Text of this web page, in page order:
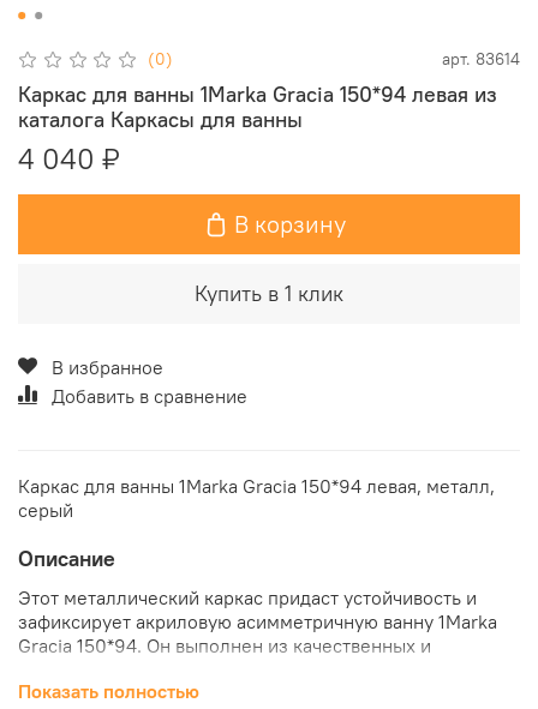
(0) арт. 83614
Каркас для ванны 1Marka Gracia 150*94 левая из
каталога Каркасы для ванны
4 040 ₽
В корзину
Купить в 1 клик
В избранное
Добавить в сравнение
Каркас для ванны 1Marka Gracia 150*94 левая, металл,
серый
Описание
Этот металлический каркас придаст устойчивость и
зафиксирует акриловую асимметричную ванну 1Marka
Gracia 150*94. Он выполнен из качественных и
использование и простую эксплуатацию. Купить каркас
Показать полностью